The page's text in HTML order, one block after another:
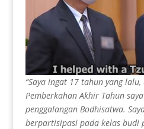
“Saya ingat 17 tahun yang
Pemberkahan Akhir Tahun
penggalangan Bodhisatwa.
berpartisipasi pada kelas budi